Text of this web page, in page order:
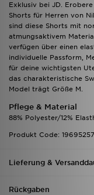
Exklusiv bei JD.
Shorts für Herren von
sind diese Shorts mit
atmungsaktivem
verfügen über einen
individuelle Passform,
für deine wichtigsten
das charakteristische
Model trägt Größe M.
Pflege & Material
88% Polyester/12%
Produkt Code:
Lieferung &
Rückgaben